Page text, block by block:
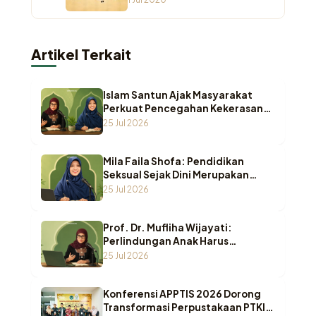
Artikel Terkait
Islam Santun Ajak Masyarakat
Perkuat Pencegahan Kekerasan
Seksual terhadap Anak
25 Jul 2026
Mila Faila Shofa: Pendidikan
Seksual Sejak Dini Merupakan
Benteng Utama Melindungi Anak
25 Jul 2026
Prof. Dr. Mufliha Wijayati:
Perlindungan Anak Harus
Bergeser dari Sekadar Melindungi
25 Jul 2026
Konferensi APPTIS 2026 Dorong
Transformasi Perpustakaan PTKI